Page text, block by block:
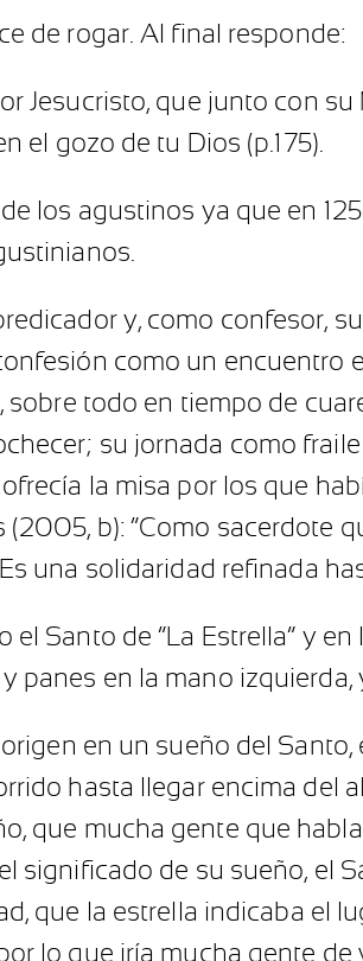
de rogar. Al final responde:
Jesucristo, que junto con
el gozo de tu Dios (p.175).
los agustinos ya que en
y, como confesor,
como un encuentro
sobre todo en tiempo de
su jornada como
la misa por los que
b): “Como sacerdote
una solidaridad refinada
el Santo de “La Estrella” y
panes en la mano
en un sueño del
hasta llegar encima del
que mucha gente que
significado de su sueño, el
que la estrella indicaba el
lo que iría mucha gente de